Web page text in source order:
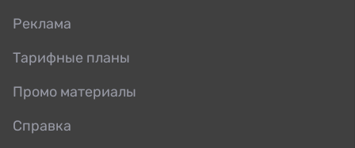
Реклама
Тарифные планы
Промо материалы
Справка